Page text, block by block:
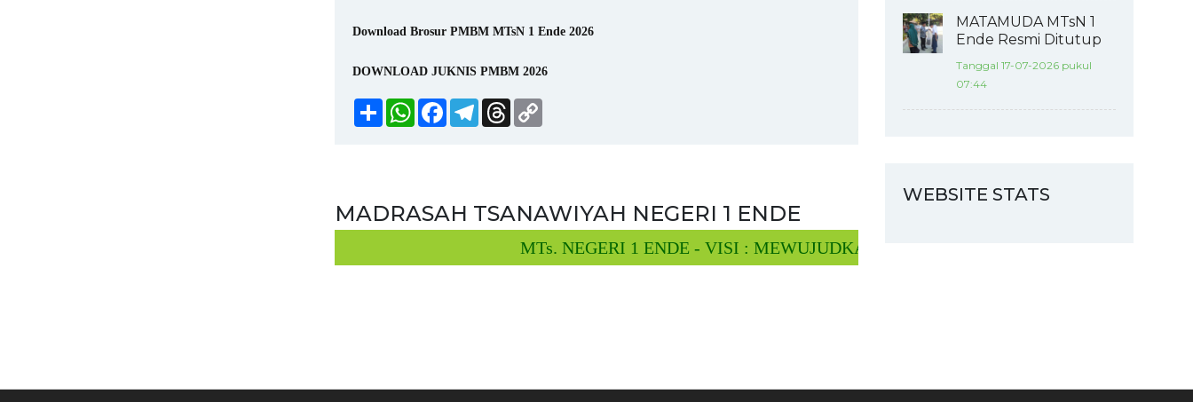
Download Brosur PMBM MTsN 1 Ende 2026
DOWNLOAD JUKNIS PMBM 2026
ShareWhatsApp
FacebookTelegram
Threads
MADRASAH TSANAWIYAH NEGERI 1 ENDE
MTs. NEGERI 1 ENDE - VISI : MEWUJUDKAN MTs NEGERI 1 ENDE YANG UNGGUL
MATAMUDA MTsN 1
Ende Resmi Ditutup
Tanggal 17-07-2026 pukul
07:44
WEBSITE STATS